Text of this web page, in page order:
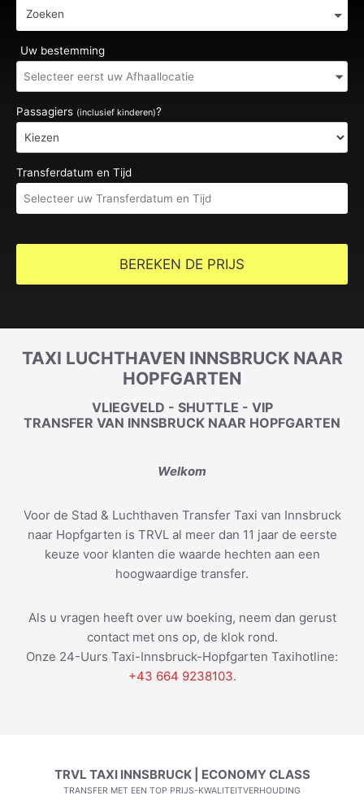
Zoeken
Uw bestemming
Passagiers (inclusief kinderen)?
Transferdatum en Tijd
BEREKEN DE PRIJS
TAXI LUCHTHAVEN INNSBRUCK NAAR
HOPFGARTEN
VLIEGVELD - SHUTTLE - VIP
TRANSFER VAN INNSBRUCK NAAR HOPFGARTEN
Welkom
Voor de Stad & Luchthaven Transfer Taxi van Innsbruck
naar Hopfgarten is TRVL al meer dan 11 jaar de eerste
keuze voor klanten die waarde hechten aan een
hoogwaardige transfer.
Als u vragen heeft over uw boeking, neem dan gerust
contact met ons op, de klok rond.
Onze 24-Uurs Taxi-Innsbruck-Hopfgarten Taxihotline:
+43 664 9238103.
TRVL TAXI INNSBRUCK | ECONOMY CLASS
TRANSFER MET EEN TOP PRIJS-KWALITEITVERHOUDING